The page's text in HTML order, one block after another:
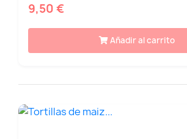
9,50 €
Añadir al carrito